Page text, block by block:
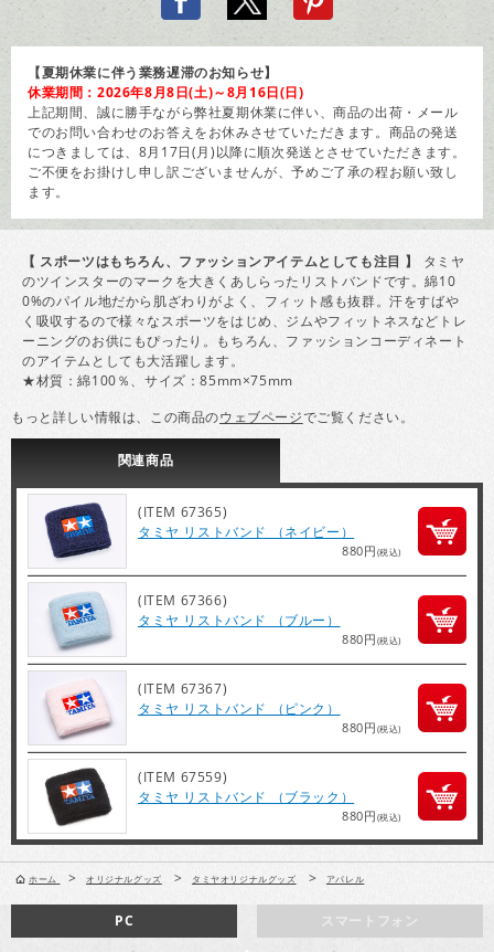
【夏期休業に伴う業務遅滞のお知らせ】
休業期間：2026年8月8日(土)～8月16日(日)
上記期間、誠に勝手ながら弊社夏期休業に伴い、商品の出荷・メール
でのお問い合わせのお答えをお休みさせていただきます。商品の発送
につきましては、8月17日(月)以降に順次発送とさせていただきます。
ご不便をお掛けし申し訳ございませんが、予めご了承の程お願い致し
ます。
【 スポーツはもちろん、ファッションアイテムとしても注目 】 タミヤ
のツインスターのマークを大きくあしらったリストバンドです。綿10
0%のパイル地だから肌ざわりがよく、フィット感も抜群。汗をすばや
く吸収するので様々なスポーツをはじめ、ジムやフィットネスなどトレ
ーニングのお供にもぴったり。もちろん、ファッションコーディネート
のアイテムとしても大活躍します。
★材質：綿100％、サイズ：85mm×75mm
もっと詳しい情報は、この商品のウェブページでご覧ください。
関連商品
(ITEM 67365)
タミヤ リストバンド （ネイビー）
880円(税込)
(ITEM 67366)
タミヤ リストバンド （ブルー）
880円(税込)
(ITEM 67367)
タミヤ リストバンド （ピンク）
880円(税込)
(ITEM 67559)
タミヤ リストバンド （ブラック）
880円(税込)
ホーム > オリジナルグッズ > タミヤオリジナルグッズ > アパレル
スマートフォン
PC